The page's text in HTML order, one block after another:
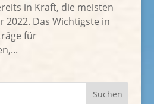
in Kraft, die meisten
2022. Das Wichtigste in
für